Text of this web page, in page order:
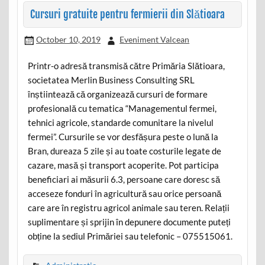
Cursuri gratuite pentru fermierii din Slătioara
October 10, 2019 Eveniment Valcean
Printr-o adresă transmisă către Primăria Slătioara,
societatea Merlin Business Consulting SRL
înștiintează că organizează cursuri de formare
profesională cu tematica “Managementul fermei,
tehnici agricole, standarde comunitare la nivelul
fermei”. Cursurile se vor desfășura peste o lună la
Bran, dureaza 5 zile și au toate costurile legate de
cazare, masă și transport acoperite. Pot participa
beneficiari ai măsurii 6.3, persoane care doresc să
acceseze fonduri în agricultură sau orice persoană
care are în registru agricol animale sau teren. Relații
suplimentare și sprijin în depunere documente puteți
obține la sediul Primăriei sau telefonic – 075515061.